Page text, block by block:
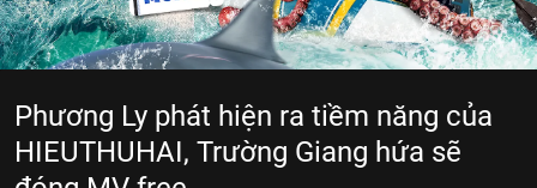
Phương Ly phát hiện ra tiềm năng của
HIEUTHUHAI, Trường Giang hứa sẽ